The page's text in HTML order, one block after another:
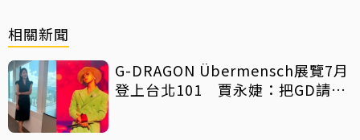
相關新聞
G-DRAGON Übermensch展覽7月
登上台北101 賈永婕：把GD請來